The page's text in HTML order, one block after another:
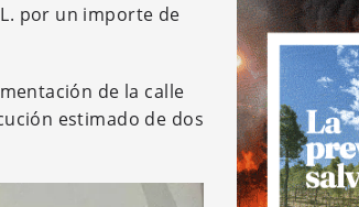
por un importe de
de la calle
estimado de dos